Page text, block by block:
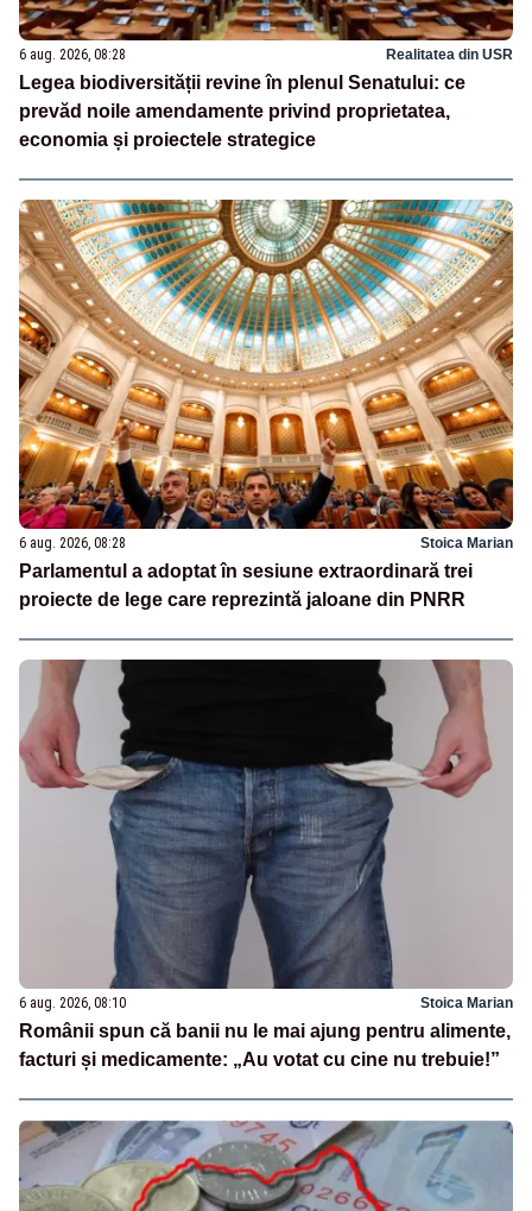
6 aug. 2026, 08:28 Realitatea din USR
Legea biodiversității revine în plenul Senatului: ce
prevăd noile amendamente privind proprietatea,
economia și proiectele strategice
6 aug. 2026, 08:28 Stoica Marian
Parlamentul a adoptat în sesiune extraordinară trei
proiecte de lege care reprezintă jaloane din PNRR
6 aug. 2026, 08:10 Stoica Marian
Românii spun că banii nu le mai ajung pentru alimente,
facturi și medicamente: „Au votat cu cine nu trebuie!”